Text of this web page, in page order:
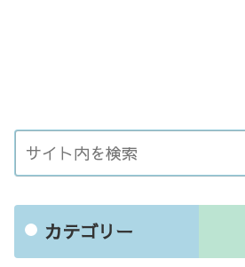
カテゴリー